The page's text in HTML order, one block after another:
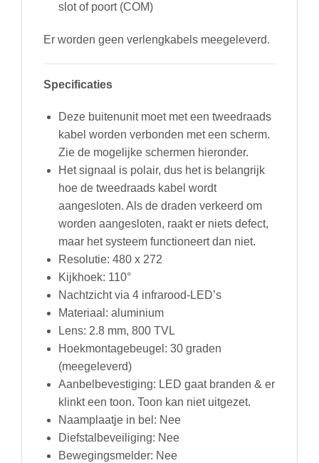
slot of poort (COM)
Er worden geen verlengkabels meegeleverd.
Specificaties
Deze buitenunit moet met een tweedraads
kabel worden verbonden met een scherm.
Zie de mogelijke schermen hieronder.
Het signaal is polair, dus het is belangrijk
hoe de tweedraads kabel wordt
aangesloten. Als de draden verkeerd om
worden aangesloten, raakt er niets defect,
maar het systeem functioneert dan niet.
Resolutie: 480 x 272
Kijkhoek: 110°
Nachtzicht via 4 infrarood-LED’s
Materiaal: aluminium
Lens: 2.8 mm, 800 TVL
Hoekmontagebeugel: 30 graden
(meegeleverd)
Aanbelbevestiging: LED gaat branden & er
klinkt een toon. Toon kan niet uitgezet.
Naamplaatje in bel: Nee
Diefstalbeveiliging: Nee
Bewegingsmelder: Nee